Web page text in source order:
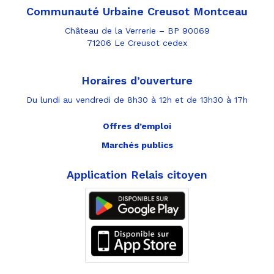
Communauté Urbaine Creusot Montceau
Château de la Verrerie – BP 90069
71206 Le Creusot cedex
Horaires d’ouverture
Du lundi au vendredi de 8h30 à 12h et de 13h30 à 17h
Offres d’emploi
Marchés publics
Application Relais citoyen